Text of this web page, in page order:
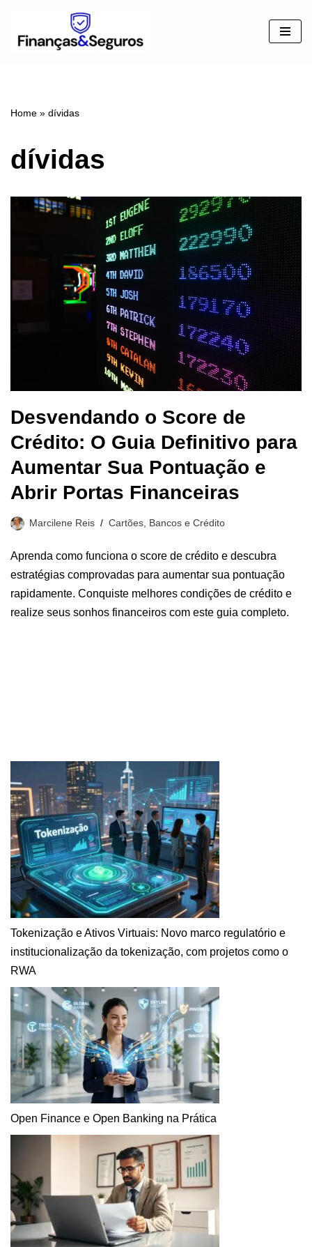
Pular
Home » dívidas
dívidas
Desvendando o Score de
Crédito: O Guia Definitivo para
Aumentar Sua Pontuação e
Abrir Portas Financeiras
Marcilene Reis Cartões, Bancos e Crédito
Aprenda como funciona o score de crédito e descubra
estratégias comprovadas para aumentar sua pontuação
rapidamente. Conquiste melhores condições de crédito e
realize seus sonhos financeiros com este guia completo.
Tokenização e Ativos Virtuais: Novo marco regulatório e
institucionalização da tokenização, com projetos como o
RWA
Open Finance e Open Banking na Prática